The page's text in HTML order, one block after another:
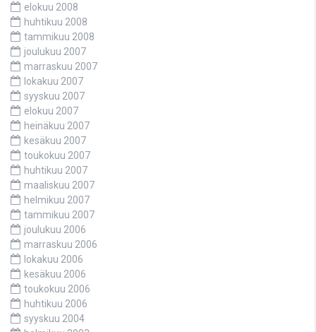
elokuu 2008
huhtikuu 2008
tammikuu 2008
joulukuu 2007
marraskuu 2007
lokakuu 2007
syyskuu 2007
elokuu 2007
heinäkuu 2007
kesäkuu 2007
toukokuu 2007
huhtikuu 2007
maaliskuu 2007
helmikuu 2007
tammikuu 2007
joulukuu 2006
marraskuu 2006
lokakuu 2006
kesäkuu 2006
toukokuu 2006
huhtikuu 2006
syyskuu 2004